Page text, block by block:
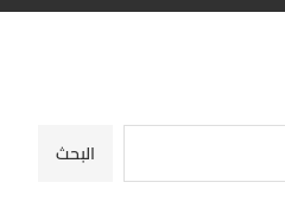
البحث